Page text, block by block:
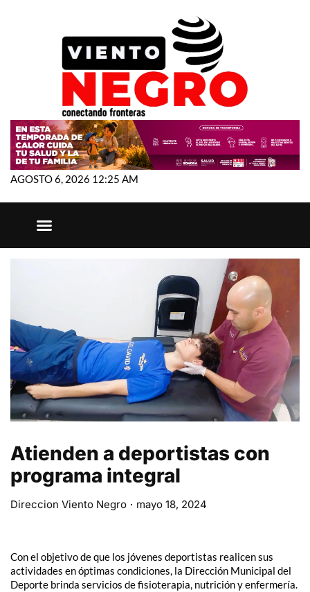
AGOSTO 6, 2026 12:25 AM
Atienden a deportistas con
programa integral
Direccion Viento Negro mayo 18, 2024
Con el objetivo de que los jóvenes deportistas realicen sus
actividades en óptimas condiciones, la Dirección Municipal del
Deporte brinda servicios de fisioterapia, nutrición y enfermería.